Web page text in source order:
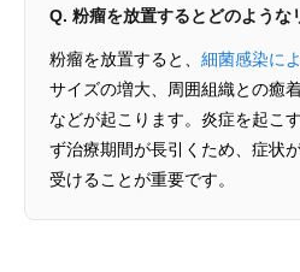
Q. 粉瘤を放置するとどのような
粉瘤を放置すると、 細菌感染に
サイズの増大、周囲組織との癒
などが起こります。炎症を起こ
ず治療期間が長引くため、症状
受けることが重要です。